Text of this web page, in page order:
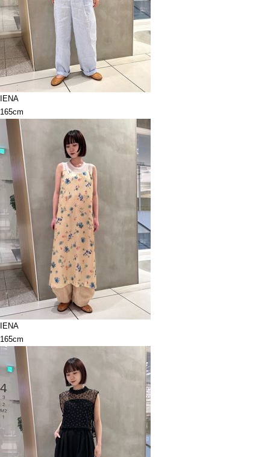
IENA
165cm
IENA
165cm